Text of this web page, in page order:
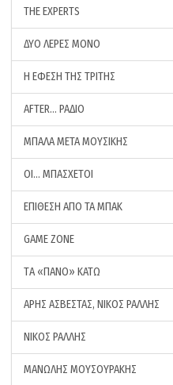
THE EXPERTS
ΔΥΟ ΛΕΡΕΣ ΜΟΝΟ
Η ΕΦΕΣΗ ΤΗΣ ΤΡΙΤΗΣ
AFTER… ΡΑΔΙΟ
ΜΠΑΛΑ ΜΕΤΑ ΜΟΥΣΙΚΗΣ
ΟΙ… ΜΠΑΣΧΕΤΟΙ
ΕΠΙΘΕΣΗ ΑΠΟ ΤΑ ΜΠΑΚ
GAME ZONE
ΤA «ΠΑΝΟ» ΚΑΤΩ
ΑΡΗΣ ΑΣΒΕΣΤΑΣ, ΝΙΚΟΣ ΡΑΛΛΗΣ
ΝΙΚΟΣ ΡΑΛΛΗΣ
ΜΑΝΩΛΗΣ ΜΟΥΣΟΥΡΑΚΗΣ